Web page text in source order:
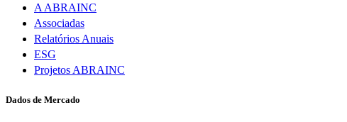
A ABRAINC
Associadas
Relatórios Anuais
ESG
Projetos ABRAINC
Dados de Mercado